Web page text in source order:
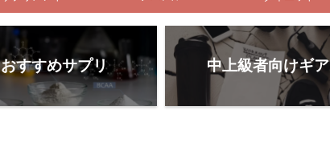
おすすめサプリ 中上級者向けギア